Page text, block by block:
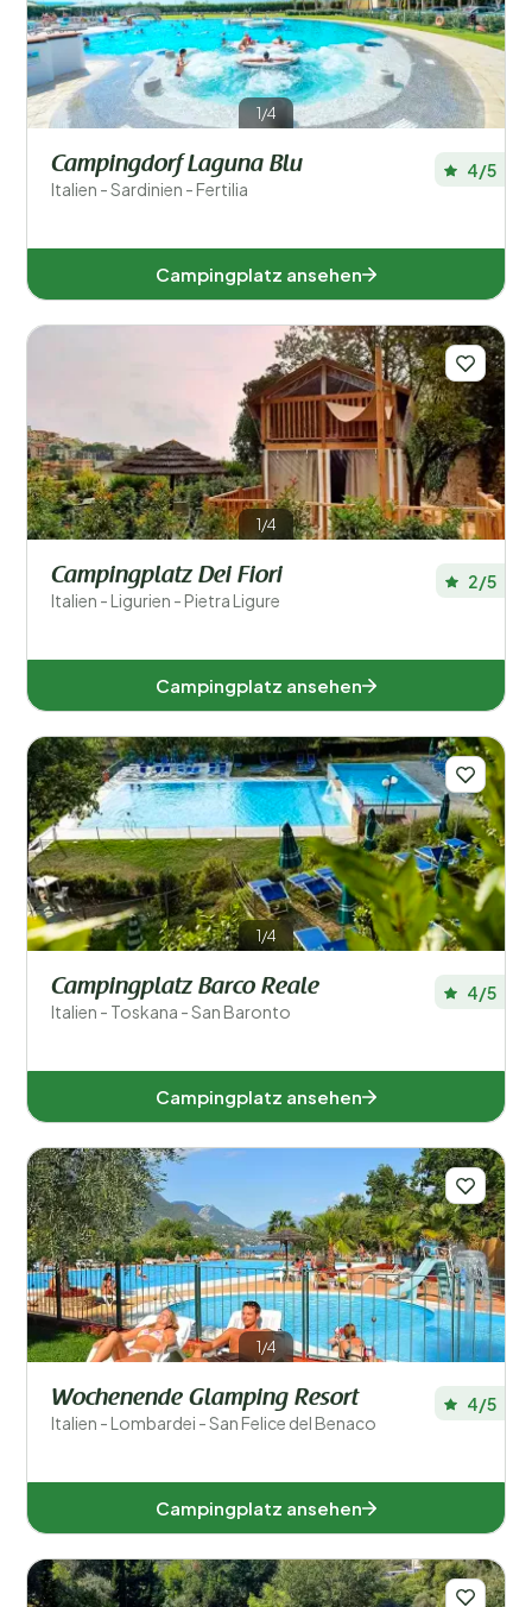
1/4
Campingdorf Laguna Blu
Italien - Sardinien - Fertilia
4/5
Campingplatz ansehen
1/4
Campingplatz Dei Fiori
Italien - Ligurien - Pietra Ligure
2/5
Campingplatz ansehen
1/4
Campingplatz Barco Reale
Italien - Toskana - San Baronto
4/5
Campingplatz ansehen
1/4
Wochenende Glamping Resort
Italien - Lombardei - San Felice del Benaco
4/5
Campingplatz ansehen